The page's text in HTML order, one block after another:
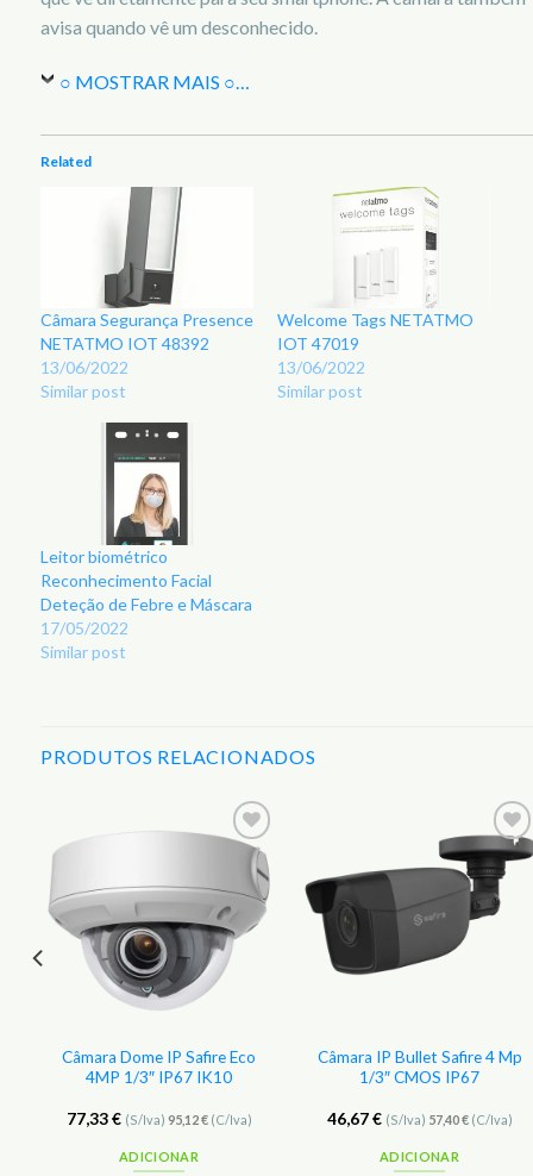
avisa quando vê um desconhecido.
○ MOSTRAR MAIS ○…
Related
Câmara Segurança Presence
NETATMO IOT 48392
13/06/2022
Similar post
Welcome Tags NETATMO
IOT 47019
13/06/2022
Similar post
Leitor biométrico
Reconhecimento Facial
Deteção de Febre e Máscara
17/05/2022
Similar post
PRODUTOS RELACIONADOS
Adicionar
Favoritos
Câmara Dome IP Safire Eco
4MP 1/3″ IP67 IK10
77,33€ (S/Iva) 95,12€(C/Iva)
ADICIONAR
Adicionar
aos
Favoritos
Câmara IP Bullet Safire 4 Mp
1/3″ CMOS IP67
46,67€ (S/Iva) 57,40€(C/Iva)
ADICIONAR